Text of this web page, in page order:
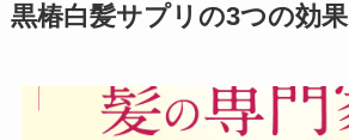
黒椿白髪サプリの3つの効果